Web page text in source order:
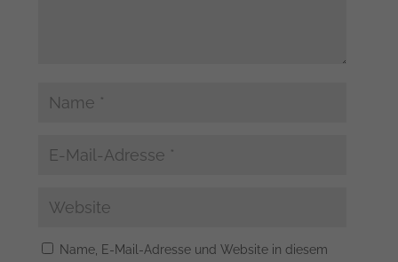
Name, E-Mail-Adresse und Website in diesem